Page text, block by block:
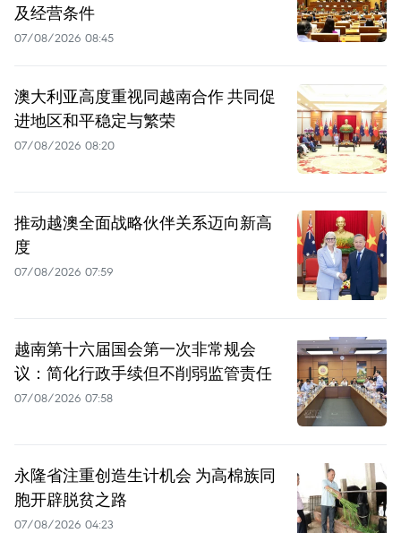
及经营条件
07/08/2026 08:45
澳大利亚高度重视同越南合作 共同促
进地区和平稳定与繁荣
07/08/2026 08:20
推动越澳全面战略伙伴关系迈向新高
度
07/08/2026 07:59
越南第十六届国会第一次非常规会
议：简化行政手续但不削弱监管责任
07/08/2026 07:58
永隆省注重创造生计机会 为高棉族同
胞开辟脱贫之路
07/08/2026 04:23